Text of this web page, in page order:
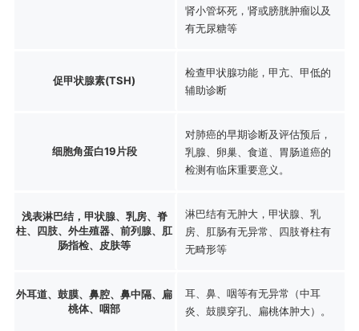
肾小管坏死，肾或膀胱肿瘤以及
有无尿糖等
促甲状腺素(TSH)
检查甲状腺功能，甲亢、甲低的
辅助诊断
细胞角蛋白19片段
对肺癌的早期诊断及评估预后，
乳腺、卵巢、食道、胃肠道癌的
检测有临床重要意义。
浅表淋巴结，甲状腺、乳房、脊
柱、四肢、外生殖器、前列腺、肛
肠指检、皮肤等
淋巴结有无肿大，甲状腺、乳
房、肛肠有无异常、四肢脊柱有
无畸形等
外耳道、鼓膜、鼻腔、鼻中隔、扁
桃体、咽部
耳、鼻、咽等有无异常（中耳
炎、鼓膜穿孔、扁桃体肿大）。